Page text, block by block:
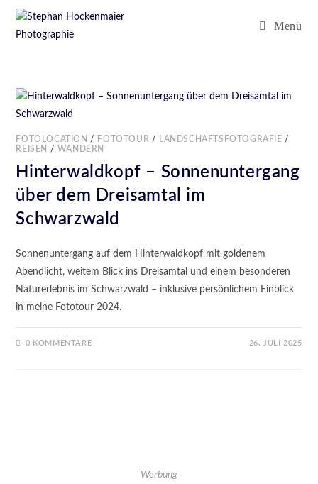
Menü
FOTOLOCATION / FOTOTOUR / LANDSCHAFTSFOTOGRAFIE /
REISEN
/ WANDERN
Hinterwaldkopf – Sonnenuntergang
über dem Dreisamtal im
Schwarzwald
Sonnenuntergang auf dem Hinterwaldkopf mit goldenem
Abendlicht, weitem Blick ins Dreisamtal und einem besonderen
Naturerlebnis im Schwarzwald – inklusive persönlichem Einblick
in meine Fototour 2024.
0 KOMMENTARE 26. JULI 2025
Werbung